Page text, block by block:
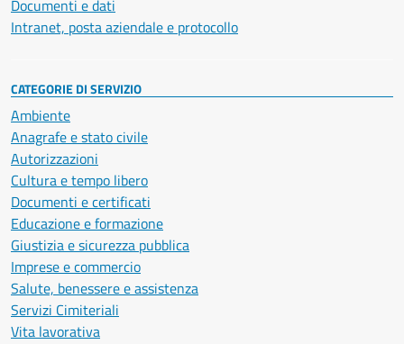
Documenti e dati
Intranet, posta aziendale e protocollo
CATEGORIE DI SERVIZIO
Ambiente
Anagrafe e stato civile
Autorizzazioni
Cultura e tempo libero
Documenti e certificati
Educazione e formazione
Giustizia e sicurezza pubblica
Imprese e commercio
Salute, benessere e assistenza
Servizi Cimiteriali
Vita lavorativa